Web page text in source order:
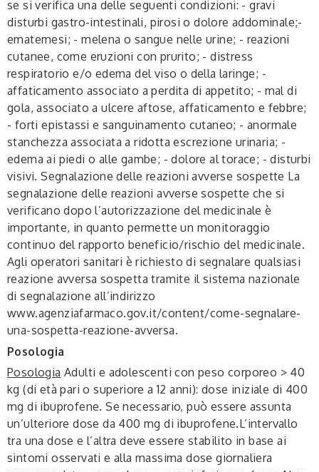
se si verifica una delle seguenti condizioni: - gravi
disturbi gastro-intestinali, pirosi o dolore addominale;-
ematemesi; - melena o sangue nelle urine; - reazioni
cutanee, come eruzioni con prurito; - distress
respiratorio e/o edema del viso o della laringe; -
affaticamento associato a perdita di appetito; - mal di
gola, associato a ulcere aftose, affaticamento e febbre;
- forti epistassi e sanguinamento cutaneo; - anormale
stanchezza associata a ridotta escrezione urinaria; -
edema ai piedi o alle gambe; - dolore al torace; - disturbi
visivi.Segnalazione delle reazioni avverse sospette La
segnalazione delle reazioni avverse sospette che si
verificano dopo l’autorizzazione del medicinale è
importante, in quanto permette un monitoraggio
continuo del rapporto beneficio/rischio del medicinale.
Agli operatori sanitari è richiesto di segnalare qualsiasi
reazione avversa sospetta tramite il sistema nazionale
di segnalazione all’indirizzo
www.agenziafarmaco.gov.it/content/come-segnalare-
una-sospetta-reazione-avversa.
Posologia
Posologia Adulti e adolescenti con peso corporeo > 40
kg (di età pari o superiore a 12 anni): dose iniziale di 400
mg di ibuprofene. Se necessario, può essere assunta
un’ulteriore dose da 400 mg di ibuprofene.L’intervallo
tra una dose e l’altra deve essere stabilito in base ai
sintomi osservati e alla massima dose giornaliera